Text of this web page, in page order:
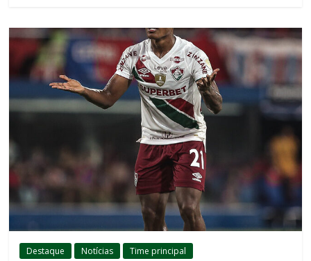
Destaque Notícias Time principal